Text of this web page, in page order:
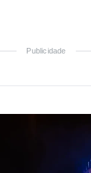
Publicidade